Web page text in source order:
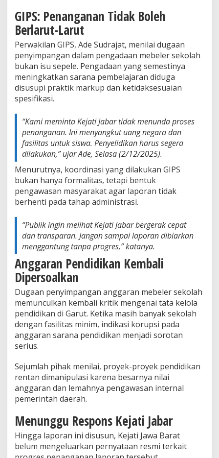
GIPS: Penanganan Tidak Boleh
Berlarut-Larut
Perwakilan GIPS, Ade Sudrajat, menilai dugaan
penyimpangan dalam pengadaan mebeler sekolah
bukan isu sepele. Pengadaan yang semestinya
meningkatkan sarana pembelajaran diduga
disusupi praktik markup dan ketidaksesuaian
spesifikasi.
“Kami meminta Kejati Jabar tidak menunda proses
penanganan. Ini menyangkut uang negara dan
fasilitas untuk siswa. Penyelidikan harus segera
dilakukan,” ujar Ade, Selasa (2/12/2025).
Menurutnya, koordinasi yang dilakukan GIPS
bukan hanya formalitas, tetapi bentuk
pengawasan masyarakat agar laporan tidak
berhenti pada tahap administrasi.
“Publik ingin melihat Kejati Jabar bergerak cepat
dan transparan. Jangan sampai laporan dibiarkan
menggantung tanpa progres,” katanya.
Anggaran Pendidikan Kembali
Dipersoalkan
Dugaan penyimpangan anggaran mebeler sekolah
memunculkan kembali kritik mengenai tata kelola
pendidikan di Garut. Ketika masih banyak sekolah
dengan fasilitas minim, indikasi korupsi pada
anggaran sarana pendidikan menjadi sorotan
serius.
Sejumlah pihak menilai, proyek-proyek pendidikan
rentan dimanipulasi karena besarnya nilai
anggaran dan lemahnya pengawasan internal
pemerintah daerah.
Menunggu Respons Kejati Jabar
Hingga laporan ini disusun, Kejati Jawa Barat
belum mengeluarkan pernyataan resmi terkait